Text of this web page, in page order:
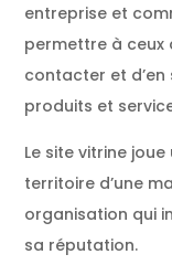
entreprise et
permettre à ceux
contacter et d’en
produits et
Le site vitrine
territoire d’une
organisation qui
sa réputation.